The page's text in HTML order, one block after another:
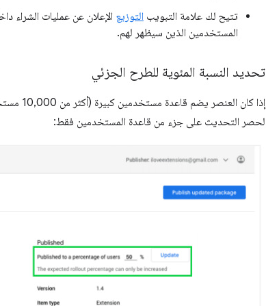
تتيح لك علامة التبويب التوزيع الإعلان عن عمليات الشراء
المستخدمين الذين سيظهر لهم.
تحديد النسبة المئوية للطرح الجزئي
إذا كان العنصر يضم قاعدة مستخدمين كبيرة (أكثر من 10,000 مستخدم)، ستتضمن علامة تبويب "التوزيع" خيار
لحصر التحديث على جزء من قاعدة المستخدمين فقط: